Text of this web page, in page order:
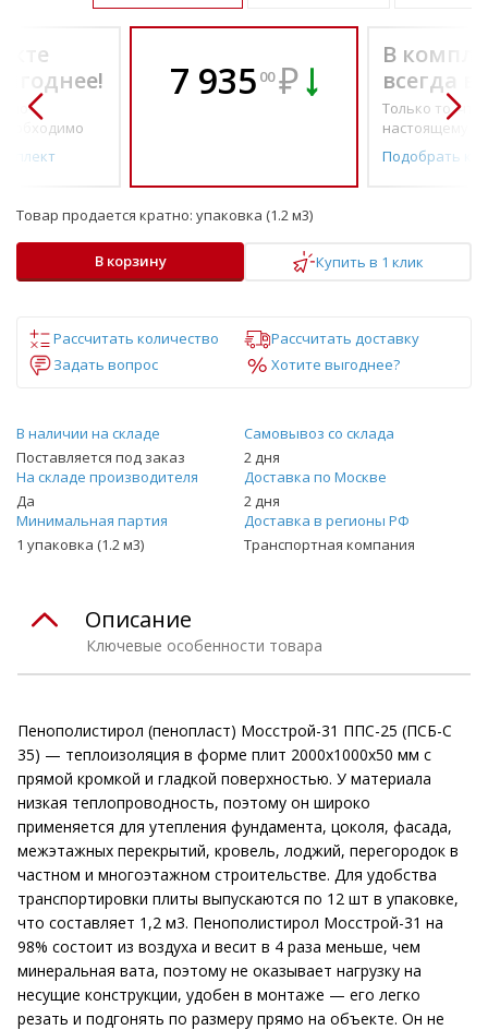
по-
7 935 00 ₽
В
всегда
Только то, что
настоящему
Подобрать
Товар продается кратно: упаковка (1.2 м3)
В корзину Купить в 1 клик
Рассчитать количество
Рассчитать доставку
Задать вопрос
Хотите выгоднее?
В наличии на складе
Поставляется под заказ
Самовывоз со склада
2 дня
На складе производителя
Да
Доставка по Москве
2 дня
Минимальная партия
1 упаковка (1.2 м3)
Доставка в регионы РФ
Транспортная компания
Ключевые особенности товара
Описание
Пенополистирол (пенопласт) Мосстрой-31 ППС-25 (ПСБ-С
35) — теплоизоляция в форме плит 2000х1000х50 мм с
прямой кромкой и гладкой поверхностью. У материала
низкая теплопроводность, поэтому он широко
применяется для утепления фундамента, цоколя, фасада,
межэтажных перекрытий, кровель, лоджий, перегородок в
частном и многоэтажном строительстве. Для удобства
транспортировки плиты выпускаются по 12 шт в упаковке,
что составляет 1,2 м3. Пенополистирол Мосстрой-31 на
98% состоит из воздуха и весит в 4 раза меньше, чем
минеральная вата, поэтому не оказывает нагрузку на
несущие конструкции, удобен в монтаже — его легко
резать и подгонять по размеру прямо на объекте. Он не